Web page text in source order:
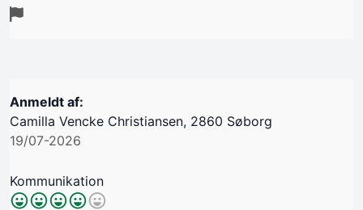
Anmeldt af:
Camilla Vencke Christiansen, 2860 Søborg
19/07-2026
Kommunikation